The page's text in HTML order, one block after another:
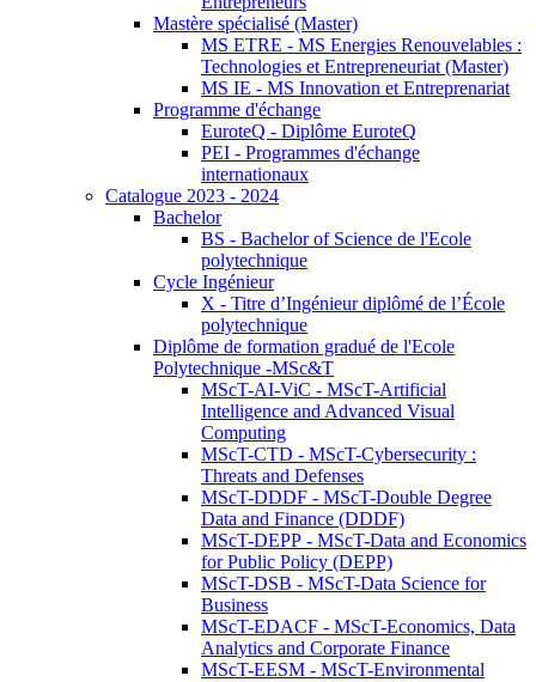
Mastère spécialisé (Master)
MS ETRE - MS Energies Renouvelables :
Technologies et Entrepreneuriat (Master)
MS IE - MS Innovation et Entreprenariat
Programme d'échange
EuroteQ - Diplôme EuroteQ
PEI - Programmes d'échange
internationaux
Catalogue 2023 - 2024
Bachelor
BS - Bachelor of Science de l'Ecole
polytechnique
Cycle Ingénieur
X - Titre d’Ingénieur diplômé de l’École
polytechnique
Diplôme de formation gradué de l'Ecole
Polytechnique -MSc&T
MScT-AI-ViC - MScT-Artificial
Intelligence and Advanced Visual
Computing
MScT-CTD - MScT-Cybersecurity :
Threats and Defenses
MScT-DDDF - MScT-Double Degree
Data and Finance (DDDF)
MScT-DEPP - MScT-Data and Economics
for Public Policy (DEPP)
MScT-DSB - MScT-Data Science for
Business
MScT-EDACF - MScT-Economics, Data
Analytics and Corporate Finance
MScT-EESM - MScT-Environmental